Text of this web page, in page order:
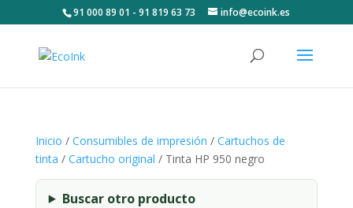
91 000 89 01 - 91 819 63 73 info@ecoink.es
Inicio / Consumibles de impresión / Cartuchos de
tinta / Cartucho original / Tinta HP 950 negro
Buscar otro producto